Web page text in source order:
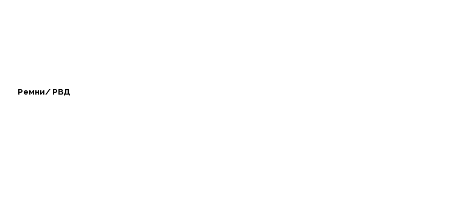
Ремни/ РВД